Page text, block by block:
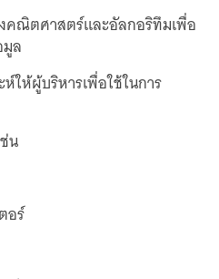
ณิตศาสตร์และอัลกอริทึมเพื่อ
ล
ห์ให้ผู้บริหารเพื่อใช้ในการ
น
อร์